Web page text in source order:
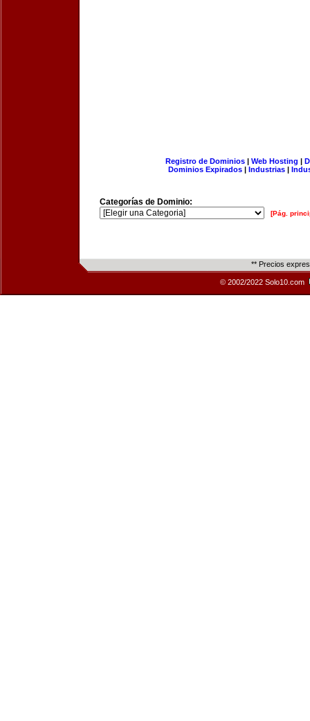
Registro de Dominios| Web Hosting |
Dominios Expirados | Industrias |
Categorías de Dominio:
[Pág.
** Precios
© 2002/2022 Solo10.com